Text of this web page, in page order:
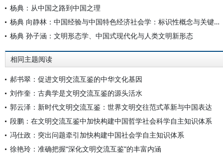
杨典：从中国之路到中国之理
杨典 向静林：中国经验与中国特色经济社会学：标识性概念与关键议题
杨典 孙子涵：文明形态学、中国式现代化与人类文明新形态
相同主题阅读
郝书翠：促进文明交流互鉴的中华文化基因
刘作奎：古典学是文明交流互鉴的源头活水
郭云泽：新时代文明交流互鉴：世界文明交往范式革新与中国表达
段鹏：在文明交流互鉴中加快构建中国哲学社会科学自主知识体系
冯仕政：突出问题牵引加快构建中国社会学自主知识体系
徐艳玲：准确把握“深化文明交流互鉴”的丰富内涵